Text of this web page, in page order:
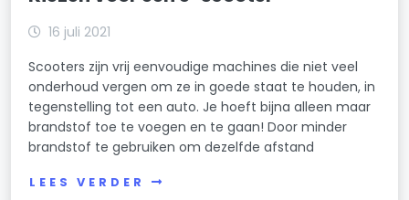
16 juli 2021
Scooters zijn vrij eenvoudige machines die niet veel
onderhoud vergen om ze in goede staat te houden, in
tegenstelling tot een auto. Je hoeft bijna alleen maar
brandstof toe te voegen en te gaan! Door minder
brandstof te gebruiken om dezelfde afstand
LEES VERDER